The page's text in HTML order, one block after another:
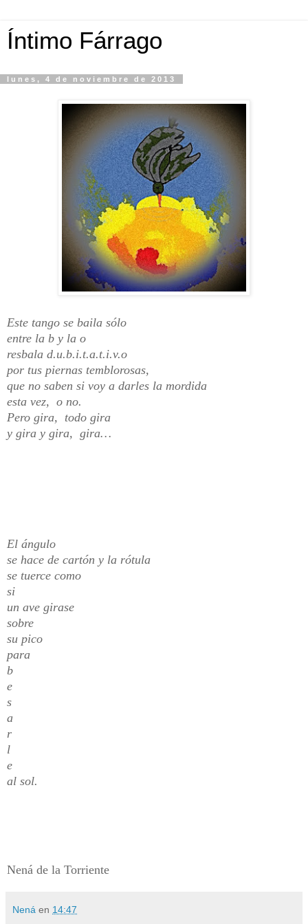
Íntimo Fárrago
lunes, 4 de noviembre de 2013
Este tango se baila sólo
entre la b y la o
resbala d.u.b.i.t.a.t.i.v.o
por tus piernas temblorosas,
que no saben si voy a darles la mordida
esta vez, o no.
Pero gira, todo gira
y gira y gira, gira…
El ángulo
se hace de cartón y la rótula
se tuerce como
si
un ave girase
sobre
su pico
para
b
e
s
a
r
l
e
al sol.
Nená de la Torriente
Nená en 14:47